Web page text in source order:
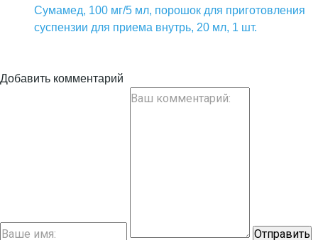
Сумамед, 100 мг/5 мл, порошок для приготовления
суспензии для приема внутрь, 20 мл, 1 шт.
Добавить комментарий